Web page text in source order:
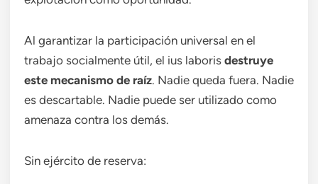
Al garantizar la participación universal en el
trabajo socialmente útil, el ius laboris destruye
este mecanismo de raíz. Nadie queda fuera. Nadie
es descartable. Nadie puede ser utilizado como
amenaza contra los demás.
Sin ejército de reserva: